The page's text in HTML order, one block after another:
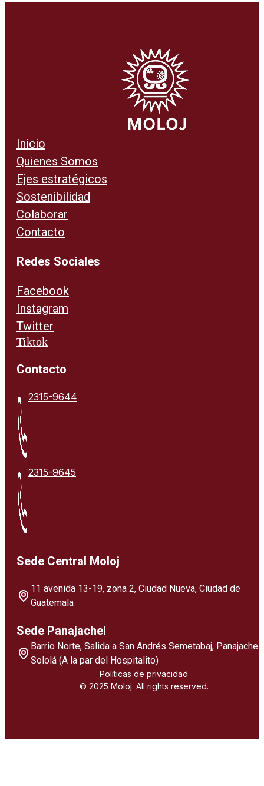
Contacto
2315-9644
2315-9645
Sede Central Moloj
11 avenida 13-19, zona 2, Ciudad Nueva, Ciudad de
Guatemala
Sede Panajachel
Barrio Norte, Salida a San Andrés Semetabaj, Panajachel,
Sololá (A la par del Hospitalito)
Inicio
Quienes Somos
Ejes estratégicos
Sostenibilidad
Colaborar
Contacto
Redes Sociales
Facebook
Instagram
Twitter
Tiktok
© 2025 Moloj. All rights reserved.
Políticas de privacidad